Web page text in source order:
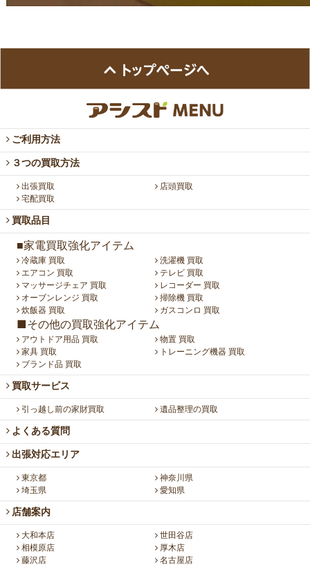
ご利用方法
３つの買取方法
出張買取
店頭買取
宅配買取
買取品目
■家電買取強化アイテム
冷蔵庫 買取
洗濯機 買取
エアコン 買取
テレビ 買取
マッサージチェア 買取
レコーダー 買取
オーブンレンジ 買取
掃除機 買取
炊飯器 買取
ガスコンロ 買取
■その他の買取強化アイテム
アウトドア用品 買取
物置 買取
家具 買取
トレーニング機器 買取
ブランド品 買取
買取サービス
引っ越し前の家財買取 遺品整理の買取
よくある質問
出張対応エリア
東京都
神奈川県
埼玉県
愛知県
店舗案内
大和本店
世田谷店
相模原店
厚木店
藤沢店
名古屋店